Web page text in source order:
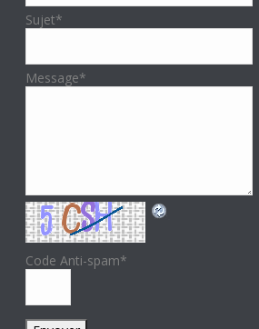
Sujet*
Message*
Code Anti-spam*